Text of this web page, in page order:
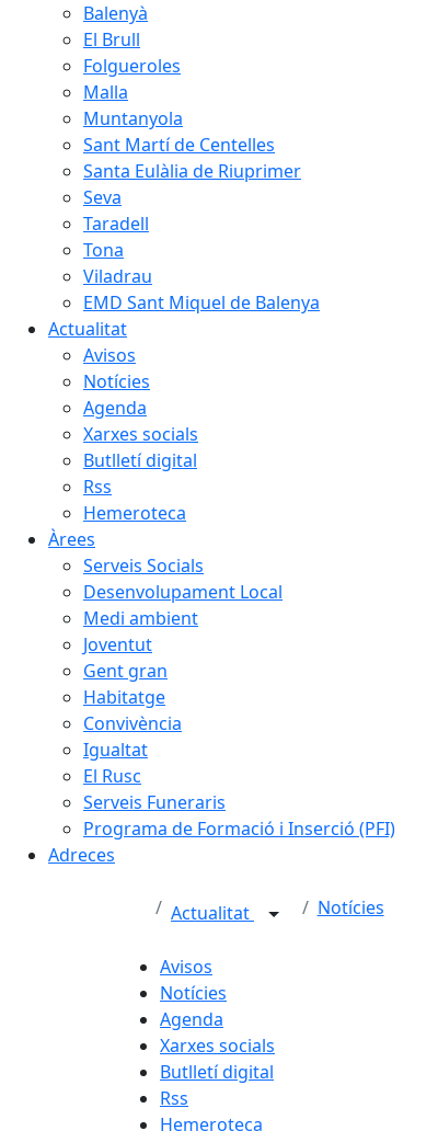
Balenyà
El Brull
Folgueroles
Malla
Muntanyola
Sant Martí de Centelles
Santa Eulàlia de Riuprimer
Seva
Taradell
Tona
Viladrau
EMD Sant Miquel de Balenya
Actualitat
Avisos
Notícies
Agenda
Xarxes socials
Butlletí digital
Rss
Hemeroteca
Àrees
Serveis Socials
Desenvolupament Local
Medi ambient
Joventut
Gent gran
Habitatge
Convivència
Igualtat
El Rusc
Serveis Funeraris
Programa de Formació i Inserció (PFI)
Adreces
Actualitat Notícies
Avisos
Notícies
Agenda
Xarxes socials
Butlletí digital
Rss
Hemeroteca